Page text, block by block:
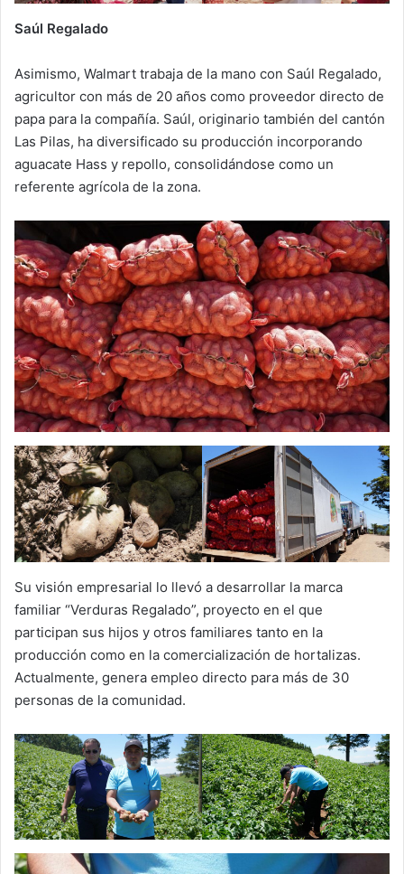
Saúl Regalado
Asimismo, Walmart trabaja de la mano con Saúl Regalado,
agricultor con más de 20 años como proveedor directo de
papa para la compañía. Saúl, originario también del cantón
Las Pilas, ha diversificado su producción incorporando
aguacate Hass y repollo, consolidándose como un
referente agrícola de la zona.
Su visión empresarial lo llevó a desarrollar la marca
familiar “Verduras Regalado”, proyecto en el que
participan sus hijos y otros familiares tanto en la
producción como en la comercialización de hortalizas.
Actualmente, genera empleo directo para más de 30
personas de la comunidad.